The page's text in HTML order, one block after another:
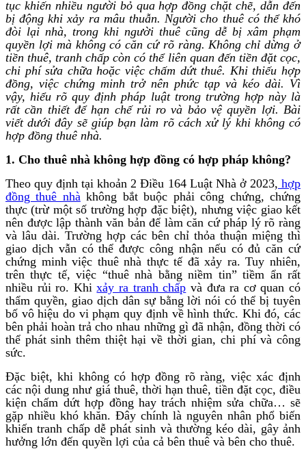
tục khiến nhiều người bỏ qua hợp đồng chặt chẽ, dẫn đến
bị động khi xảy ra mâu thuẫn. Người cho thuê có thể khó
đòi lại nhà, trong khi người thuê cũng dễ bị xâm phạm
quyền lợi mà không có căn cứ rõ ràng. Không chỉ dừng ở
tiền thuê, tranh chấp còn có thể liên quan đến tiền đặt cọc,
chi phí sửa chữa hoặc việc chấm dứt thuê. Khi thiếu hợp
đồng, việc chứng minh trở nên phức tạp và kéo dài. Vì
vậy, hiểu rõ quy định pháp luật trong trường hợp này là
rất cần thiết để hạn chế rủi ro và bảo vệ quyền lợi. Bài
viết dưới đây sẽ giúp bạn làm rõ cách xử lý khi không có
hợp đồng thuê nhà.
1. Cho thuê nhà không hợp đồng có hợp pháp không?
Theo quy định tại khoản 2 Điều 164 Luật Nhà ở 2023, hợp
đồng thuê nhà không bắt buộc phải công chứng, chứng
thực (trừ một số trường hợp đặc biệt), nhưng việc giao kết
nên được lập thành văn bản để làm căn cứ pháp lý rõ ràng
và lâu dài. Trường hợp các bên chỉ thỏa thuận miệng thì
giao dịch vẫn có thể được công nhận nếu có đủ căn cứ
chứng minh việc thuê nhà thực tế đã xảy ra. Tuy nhiên,
trên thực tế, việc “thuê nhà bằng niềm tin” tiềm ẩn rất
nhiều rủi ro. Khixảy ra tranh chấp và đưa ra cơ quan có
thẩm quyền, giao dịch dân sự bằng lời nói có thể bị tuyên
bố vô hiệu do vi phạm quy định về hình thức. Khi đó, các
bên phải hoàn trả cho nhau những gì đã nhận, đồng thời có
thể phát sinh thêm thiệt hại về thời gian, chi phí và công
sức.
Đặc biệt, khi không có hợp đồng rõ ràng, việc xác định
các nội dung như giá thuê, thời hạn thuê, tiền đặt cọc, điều
kiện chấm dứt hợp đồng hay trách nhiệm sửa chữa… sẽ
gặp nhiều khó khăn. Đây chính là nguyên nhân phổ biến
khiến tranh chấp dễ phát sinh và thường kéo dài, gây ảnh
hưởng lớn đến quyền lợi của cả bên thuê và bên cho thuê.